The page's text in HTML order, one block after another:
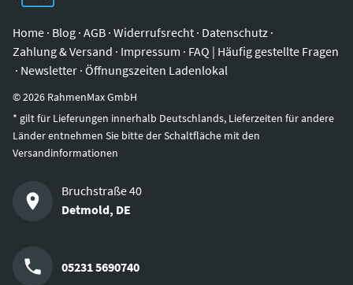
Home · Blog · AGB · Widerrufsrecht · Datenschutz ·
Zahlung & Versand · Impressum · FAQ | Häufig gestellte Fragen
· Newsletter · Öffnungszeiten Ladenlokal
©2026 RahmenMax GmbH
* gilt für Lieferungen innerhalb Deutschlands, Lieferzeiten für andere
Länder entnehmen Sie bitte der Schaltfläche mit den
Versandinformationen
Bruchstraße 40
Detmold, DE
05231 5690740